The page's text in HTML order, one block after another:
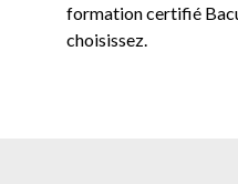
formation certifié
choisissez.